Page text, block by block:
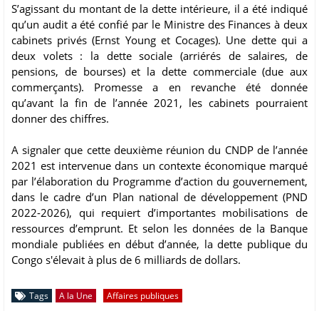
S’agissant du montant de la dette intérieure, il a été indiqué
qu’un audit a été confié par le Ministre des Finances à deux
cabinets privés (Ernst Young et Cocages). Une dette qui a
deux volets : la dette sociale (arriérés de salaires, de
pensions, de bourses) et la dette commerciale (due aux
commerçants). Promesse a en revanche été donnée
qu’avant la fin de l’année 2021, les cabinets pourraient
donner des chiffres.
A signaler que cette deuxième réunion du CNDP de l’année
2021 est intervenue dans un contexte économique marqué
par l’élaboration du Programme d’action du gouvernement,
dans le cadre d’un Plan national de développement (PND
2022-2026), qui requiert d’importantes mobilisations de
ressources d’emprunt. Et selon les données de la Banque
mondiale publiées en début d’année, la dette publique du
Congo s'élevait à plus de 6 milliards de dollars.
Tags A la Une Affaires publiques